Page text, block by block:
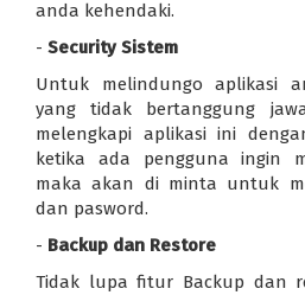
anda kehendaki.
- Security Sistem
Untuk melindungo aplikasi
yang tidak bertanggung
melengkapi aplikasi ini
ketika ada pengguna ingin
maka akan di minta untuk
dan pasword.
- Backup dan Restore
Tidak lupa fitur Backup dan